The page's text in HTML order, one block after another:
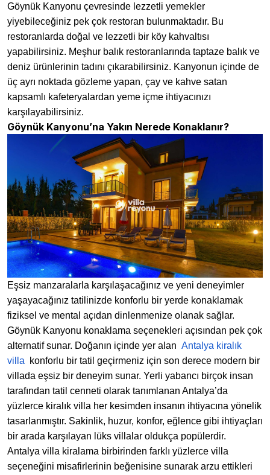
Göynük Kanyonu çevresinde lezzetli yemekler
yiyebileceğiniz pek çok restoran bulunmaktadır. Bu
restoranlarda doğal ve lezzetli bir köy kahvaltısı
yapabilirsiniz. Meşhur balık restoranlarında taptaze balık ve
deniz ürünlerinin tadını çıkarabilirsiniz. Kanyonun içinde de
üç ayrı noktada gözleme yapan, çay ve kahve satan
kapsamlı kafeteryalardan yeme içme ihtiyacınızı
karşılayabilirsiniz.
Göynük Kanyonu’na Yakın Nerede Konaklanır?
Eşsiz manzaralarla karşılaşacağınız ve yeni deneyimler
yaşayacağınız tatilinizde konforlu bir yerde konaklamak
fiziksel ve mental açıdan dinlenmenize olanak sağlar.
Göynük Kanyonu konaklama seçenekleri açısından pek çok
alternatif sunar. Doğanın içinde yer alan Antalya kiralık
villa konforlu bir tatil geçirmeniz için son derece modern bir
villada eşsiz bir deneyim sunar. Yerli yabancı birçok insan
tarafından tatil cenneti olarak tanımlanan Antalya’da
yüzlerce kiralık villa her kesimden insanın ihtiyacına yönelik
tasarlanmıştır. Sakinlik, huzur, konfor, eğlence gibi ihtiyaçları
bir arada karşılayan lüks villalar oldukça popülerdir.
Antalya villa kiralama birbirinden farklı yüzlerce villa
seçeneğini misafirlerinin beğenisine sunarak arzu ettikleri